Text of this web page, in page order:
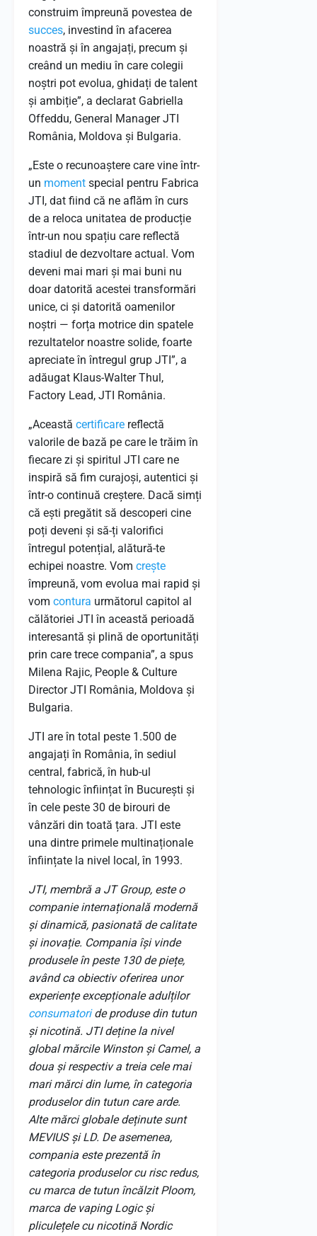
construim împreună povestea de
succes, investind în afacerea
noastră și în angajați, precum și
creând un mediu în care colegii
noștri pot evolua, ghidați de talent
și ambiție”, a declarat Gabriella
Offeddu, General Manager JTI
România, Moldova și Bulgaria.
„Este o recunoaștere care vine într-
un moment special pentru Fabrica
JTI, dat fiind că ne aflăm în curs
de a reloca unitatea de producție
într-un nou spațiu care reflectă
stadiul de dezvoltare actual. Vom
deveni mai mari și mai buni nu
doar datorită acestei transformări
unice, ci și datorită oamenilor
noștri — forța motrice din spatele
rezultatelor noastre solide, foarte
apreciate în întregul grup JTI”, a
adăugat Klaus-Walter Thul,
Factory Lead, JTI România.
„Această certificare reflectă
valorile de bază pe care le trăim în
fiecare zi și spiritul JTI care ne
inspiră să fim curajoși, autentici și
într-o continuă creștere. Dacă simți
că ești pregătit să descoperi cine
poți deveni și să-ți valorifici
întregul potențial, alătură-te
echipei noastre. Vom crește
împreună, vom evolua mai rapid și
vom contura următorul capitol al
călătoriei JTI în această perioadă
interesantă și plină de oportunități
prin care trece compania”, a spus
Milena Rajic, People & Culture
Director JTI România, Moldova și
Bulgaria.
JTI are în total peste 1.500 de
angajați în România, în sediul
central, fabrică, în hub-ul
tehnologic înființat în București și
în cele peste 30 de birouri de
vânzări din toată țara. JTI este
una dintre primele multinaționale
înființate la nivel local, în 1993.
JTI, membră a JT Group, este o
companie internațională modernă
și dinamică, pasionată de calitate
și inovație. Compania își vinde
produsele în peste 130 de piețe,
având ca obiectiv oferirea unor
experiențe excepționale adulților
consumatoride produse din tutun
și nicotină. JTI deține la nivel
global mărcile Winston și Camel, a
doua și respectiv a treia cele mai
mari mărci din lume, în categoria
produselor din tutun care arde.
Alte mărci globale deținute sunt
MEVIUS și LD. De asemenea,
compania este prezentă în
categoria produselor cu risc redus,
cu marca de tutun încălzit Ploom,
marca de vaping Logic și
pliculețele cu nicotină Nordic